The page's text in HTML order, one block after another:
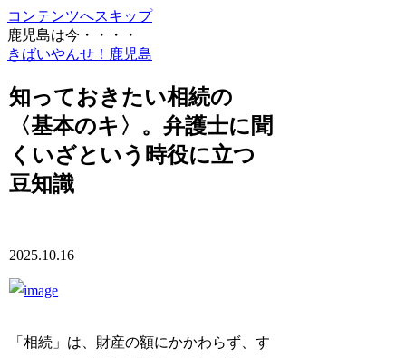
コンテンツへスキップ
鹿児島は今・・・・
きばいやんせ！鹿児島
知っておきたい相続の
〈基本のキ〉。弁護士に聞
くいざという時役に立つ
豆知識
2025.10.16
「相続」は、財産の額にかかわらず、す